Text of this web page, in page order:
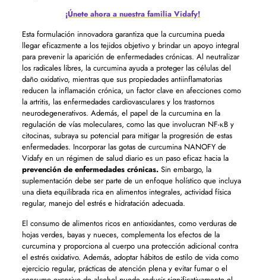
¡Únete ahora a nuestra familia Vidafy!
Esta formulación innovadora garantiza que la curcumina pueda
llegar eficazmente a los tejidos objetivo y brindar un apoyo integral
para prevenir la aparición de enfermedades crónicas. Al neutralizar
los radicales libres, la curcumina ayuda a proteger las células del
daño oxidativo, mientras que sus propiedades antiinflamatorias
reducen la inflamación crónica, un factor clave en afecciones como
la artritis, las enfermedades cardiovasculares y los trastornos
neurodegenerativos. Además, el papel de la curcumina en la
regulación de vías moleculares, como las que involucran NF-κB y
citocinas, subraya su potencial para mitigar la progresión de estas
enfermedades. Incorporar las gotas de curcumina NANOFY de
Vidafy en un régimen de salud diario es un paso eficaz hacia la
prevención de enfermedades crónicas.Sin embargo, la
suplementación debe ser parte de un enfoque holístico que incluya
una dieta equilibrada rica en alimentos integrales, actividad física
regular, manejo del estrés e hidratación adecuada.
El consumo de alimentos ricos en antioxidantes, como verduras de
hojas verdes, bayas y nueces, complementa los efectos de la
curcumina y proporciona al cuerpo una protección adicional contra
el estrés oxidativo. Además, adoptar hábitos de estilo de vida como
ejercicio regular, prácticas de atención plena y evitar fumar o el